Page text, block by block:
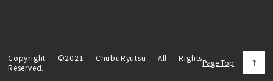
Copyright ©2021 ChubuRyutsu All Rights
Reserved.
Page Top